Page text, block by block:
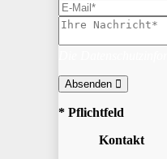
Absenden
* Pflichtfeld
Kontakt